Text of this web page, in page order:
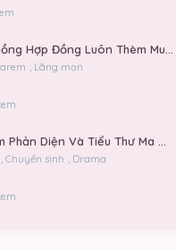
, Lãng mạn
, Chuyển sinh , Drama